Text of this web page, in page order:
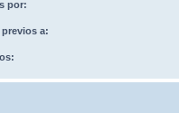
por:
a: